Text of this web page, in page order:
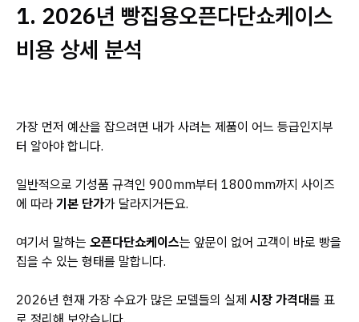
1. 2026년 빵집용오픈다단쇼케이스
비용 상세 분석
가장 먼저 예산을 잡으려면 내가 사려는 제품이 어느 등급인지부
터 알아야 합니다.
일반적으로 기성품 규격인 900mm부터 1800mm까지 사이즈
에 따라 기본 단가가 달라지거든요.
여기서 말하는 오픈다단쇼케이스는 앞문이 없어 고객이 바로 빵을
집을 수 있는 형태를 말합니다.
2026년 현재 가장 수요가 많은 모델들의 실제 시장 가격대를 표
로 정리해 보았습니다.